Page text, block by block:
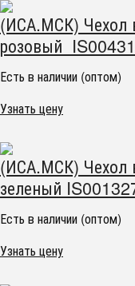
(ИСА.МСК) Чехол
розовый
Есть в наличии (оптом)
Узнать цену
(ИСА.МСК) Чехол
зеленый
Есть в наличии (оптом)
Узнать цену